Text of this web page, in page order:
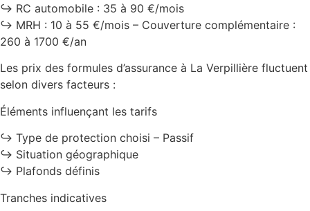
↪️ RC automobile : 35 à 90 €/mois
↪️ MRH : 10 à 55 €/mois – Couverture complémentaire :
260 à 1700 €/an
Les prix des formules d’assurance à La Verpillière fluctuent
selon divers facteurs :
Éléments influençant les tarifs
↪️ Type de protection choisi – Passif
↪️ Situation géographique
↪️ Plafonds définis
Tranches indicatives